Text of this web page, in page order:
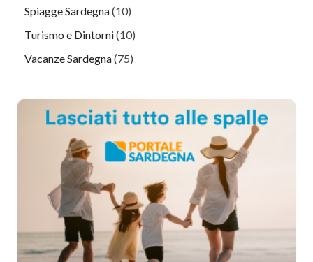
Spiagge Sardegna(10)
Turismo e Dintorni(10)
Vacanze Sardegna(75)